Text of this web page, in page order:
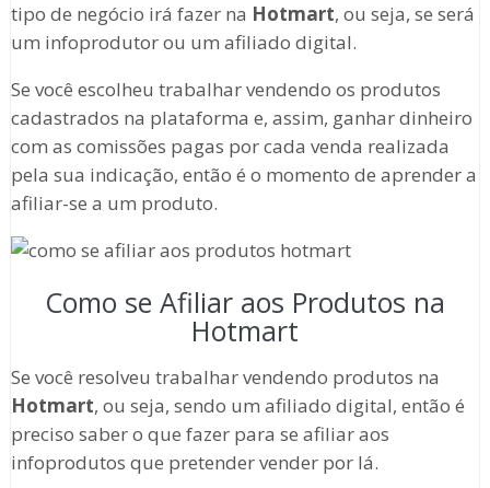
tipo de negócio irá fazer na Hotmart, ou seja, se será
um infoprodutor ou um afiliado digital.
Se você escolheu trabalhar vendendo os produtos
cadastrados na plataforma e, assim, ganhar dinheiro
com as comissões pagas por cada venda realizada
pela sua indicação, então é o momento de aprender a
afiliar-se a um produto.
Como se Afiliar aos Produtos na
Hotmart
Se você resolveu trabalhar vendendo produtos na
Hotmart, ou seja, sendo um afiliado digital, então é
preciso saber o que fazer para se afiliar aos
infoprodutos que pretender vender por lá.